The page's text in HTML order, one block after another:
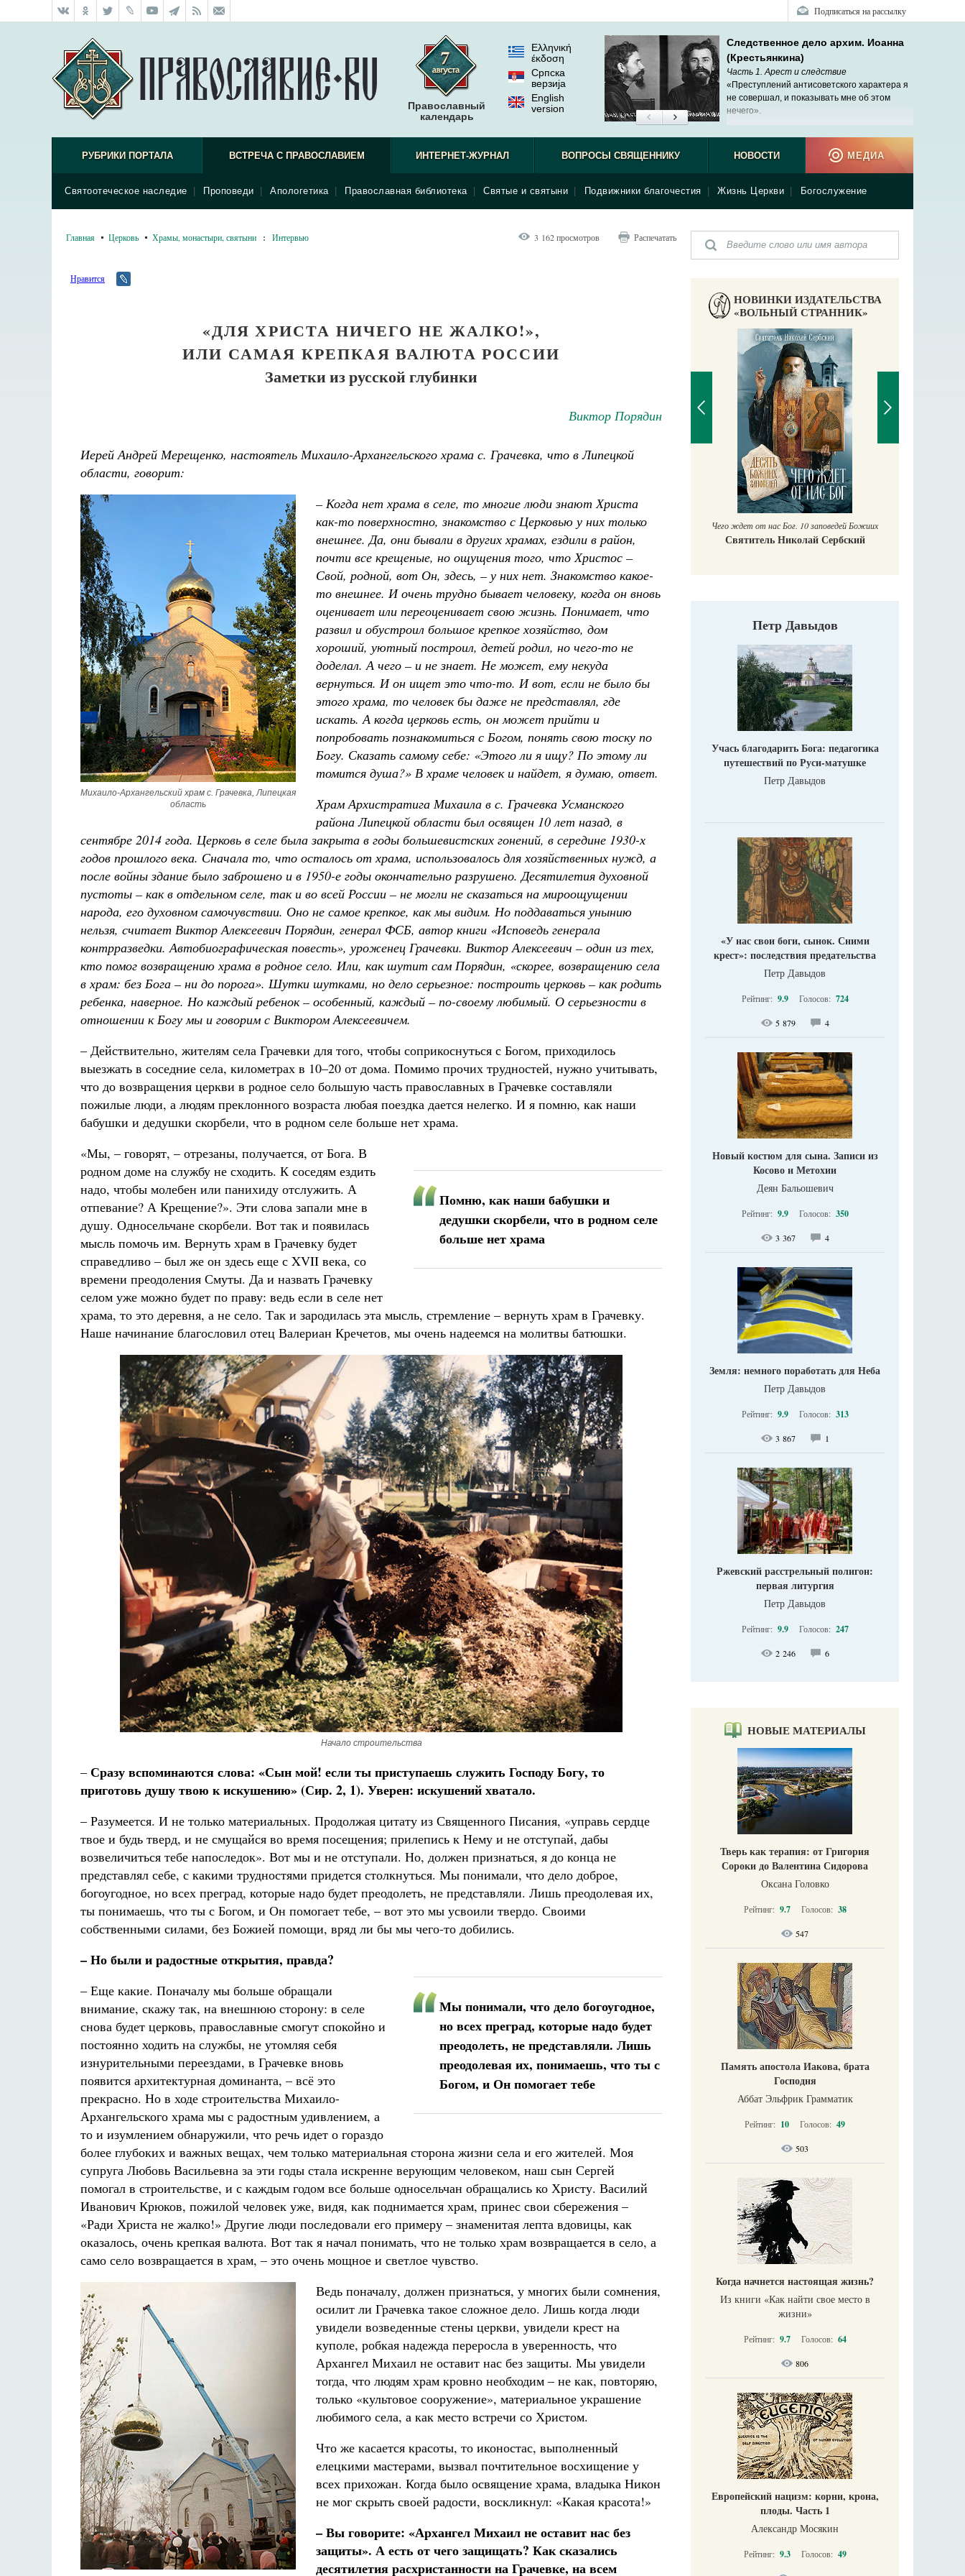
Подписаться на рассылку
Православный
календарь
Ελληνική
έκδοση
Српска
верзиjа
English
version
Следственное дело архим. Иоанна
(Крестьянкина)
Часть 1. Арест и следствие
«Преступлений антисоветского характера я
не совершал, и показывать мне об этом
нечего».
РУБРИКИ ПОРТАЛА ВСТРЕЧА С ПРАВОСЛАВИЕМ
Святоотеческое наследие Проповеди Апологетика Православная библиотека Святые и святыни Подвижники благочестия Жизнь Церкви Богослужение
ИНТЕРНЕТ-ЖУРНАЛ ВОПРОСЫ СВЯЩЕННИКУ НОВОСТИ МЕДИА
Главная Церковь Храмы, монастыри, святыни : Интервью 3 162 просмотров Распечатать
Нравится
«ДЛЯ ХРИСТА НИЧЕГО НЕ ЖАЛКО!»,
ИЛИ САМАЯ КРЕПКАЯ ВАЛЮТА РОССИИ
Заметки из русской глубинки
Виктор Порядин
Иерей Андрей Мерещенко, настоятель Михаило-Архангельского храма с. Грачевка, что в Липецкой
области, говорит:
Михаило-Архангельский храм с. Грачевка, Липецкая
область
– Когда нет храма в селе, то многие люди знают Христа
как-то поверхностно, знакомство с Церковью у них только
внешнее. Да, они бывали в других храмах, ездили в район,
почти все крещеные, но ощущения того, что Христос –
Свой, родной, вот Он, здесь, – у них нет. Знакомство какое-
то внешнее. И очень трудно бывает человеку, когда он вновь
оценивает или переоценивает свою жизнь. Понимает, что
развил и обустроил большое крепкое хозяйство, дом
хороший, уютный построил, детей родил, но чего-то не
доделал. А чего – и не знает. Не может, ему некуда
вернуться. И он ищет это что-то. И вот, если не было бы
этого храма, то человек бы даже не представлял, где
искать. А когда церковь есть, он может прийти и
попробовать познакомиться с Богом, понять свою тоску по
Богу. Сказать самому себе: «Этого ли я ищу? По этому ли
томится душа?» В храме человек и найдет, я думаю, ответ.
Храм Архистратига Михаила в с. Грачевка Усманского
района Липецкой области был освящен 10 лет назад, в
сентябре 2014 года. Церковь в селе была закрыта в годы большевистских гонений, в середине 1930-х
годов прошлого века. Сначала то, что осталось от храма, использовалось для хозяйственных нужд, а
после войны здание было заброшено и в 1950-е годы окончательно разрушено. Десятилетия духовной
пустоты – как в отдельном селе, так и во всей России – не могли не сказаться на мироощущении
народа, его духовном самочувствии. Оно не самое крепкое, как мы видим. Но поддаваться унынию
нельзя, считает Виктор Алексеевич Порядин, генерал ФСБ, автор книги «Исповедь генерала
контрразведки. Автобиографическая повесть», уроженец Грачевки. Виктор Алексеевич – один из тех,
кто помог возвращению храма в родное село. Или, как шутит сам Порядин, «скорее, возвращению села
в храм: без Бога – ни до порога». Шутки шутками, но дело серьезное: построить церковь – как родить
ребенка, наверное. Но каждый ребенок – особенный, каждый – по-своему любимый. О серьезности в
отношении к Богу мы и говорим с Виктором Алексеевичем.
– Действительно, жителям села Грачевки для того, чтобы соприкоснуться с Богом, приходилось
выезжать в соседние села, километрах в 10–20 от дома. Помимо прочих трудностей, нужно учитывать,
что до возвращения церкви в родное село большую часть православных в Грачевке составляли
пожилые люди, а людям преклонного возраста любая поездка дается нелегко. И я помню, как наши
бабушки и дедушки скорбели, что в родном селе больше нет храма.
Помню, как наши бабушки и
дедушки скорбели, что в родном селе
больше нет храма
«Мы, – говорят, – отрезаны, получается, от Бога. В
родном доме на службу не сходить. К соседям ездить
надо, чтобы молебен или панихиду отслужить. А
отпевание? А Крещение?». Эти слова запали мне в
душу. Односельчане скорбели. Вот так и появилась
мысль помочь им. Вернуть храм в Грачевку будет
справедливо – был же он здесь еще с XVII века, со
времени преодоления Смуты. Да и назвать Грачевку
селом уже можно будет по праву: ведь если в селе нет
храма, то это деревня, а не село. Так и зародилась эта мысль, стремление – вернуть храм в Грачевку.
Наше начинание благословил отец Валериан Кречетов, мы очень надеемся на молитвы батюшки.
Начало строительства
– Сразу вспоминаются слова: «Сын мой! если ты приступаешь служить Господу Богу, то
приготовь душу твою к искушению» (Сир. 2, 1). Уверен: искушений хватало.
– Разумеется. И не только материальных. Продолжая цитату из Священного Писания, «управь сердце
твое и будь тверд, и не смущайся во время посещения; прилепись к Нему и не отступай, дабы
возвеличиться тебе напоследок». Вот мы и не отступали. Но, должен признаться, я до конца не
представлял себе, с какими трудностями придется столкнуться. Мы понимали, что дело доброе,
богоугодное, но всех преград, которые надо будет преодолеть, не представляли. Лишь преодолевая их,
ты понимаешь, что ты с Богом, и Он помогает тебе, – вот это мы усвоили твердо. Своими
собственными силами, без Божией помощи, вряд ли бы мы чего-то добились.
Мы понимали, что дело богоугодное,
но всех преград, которые надо будет
преодолеть, не представляли. Лишь
преодолевая их, понимаешь, что ты с
Богом, и Он помогает тебе
– Но были и радостные открытия, правда?
– Еще какие. Поначалу мы больше обращали
внимание, скажу так, на внешнюю сторону: в селе
снова будет церковь, православные смогут спокойно и
постоянно ходить на службы, не утомляя себя
изнурительными переездами, в Грачевке вновь
появится архитектурная доминанта, – всё это
прекрасно. Но в ходе строительства Михаило-
Архангельского храма мы с радостным удивлением, а
то и изумлением обнаружили, что речь идет о гораздо
более глубоких и важных вещах, чем только материальная сторона жизни села и его жителей. Моя
супруга Любовь Васильевна за эти годы стала искренне верующим человеком, наш сын Сергей
помогал в строительстве, и с каждым годом все больше односельчан обращались ко Христу. Василий
Иванович Крюков, пожилой человек уже, видя, как поднимается храм, принес свои сбережения –
«Ради Христа не жалко!» Другие люди последовали его примеру – знаменитая лепта вдовицы, как
оказалось, очень крепкая валюта. Вот так я начал понимать, что не только храм возвращается в село, а
само село возвращается в храм, – это очень мощное и светлое чувство.
Ведь поначалу, должен признаться, у многих были сомнения,
осилит ли Грачевка такое сложное дело. Лишь когда люди
увидели возведенные стены церкви, увидели крест на
куполе, робкая надежда переросла в уверенность, что
Архангел Михаил не оставит нас без защиты. Мы увидели
тогда, что людям храм кровно необходим – не как, повторяю,
только «культовое сооружение», материальное украшение
любимого села, а как место встречи со Христом.
Что же касается красоты, то иконостас, выполненный
елецкими мастерами, вызвал почтительное восхищение у
всех прихожан. Когда было освящение храма, владыка Никон
не мог скрыть своей радости, воскликнул: «Какая красота!»
– Вы говорите: «Архангел Михаил не оставит нас без
защиты». А есть от чего защищать? Как сказались
десятилетия расхристанности на Грачевке, на всем
НОВИНКИ ИЗДАТЕЛЬСТВА
«ВОЛЬНЫЙ СТРАННИК»
Как найти своё место в жизни
Кирилл Мурышев
святого
Роман Котов Чего ждет от нас Бог. 10 заповедей Божиих
Святитель Николай Сербский
Петр Давыдов
Учась благодарить Бога: педагогика
путешествий по Руси-матушке
Петр Давыдов
«У нас свои боги, сынок. Сними
крест»: последствия предательства
Петр Давыдов
Рейтинг: 9.9 Голосов: 724
5 879 4
Новый костюм для сына. Записи из
Косово и Метохии
Деян Бальошевич
Рейтинг: 9.9 Голосов: 350
3 367 4
Земля: немного поработать для Неба
Петр Давыдов
Рейтинг: 9.9 Голосов: 313
3 867 1
Ржевский расстрельный полигон:
первая литургия
Петр Давыдов
Рейтинг: 9.9 Голосов: 247
2 246 6
НОВЫЕ МАТЕРИАЛЫ
Тверь как терапия: от Григория
Сороки до Валентина Сидорова
Оксана Головко
Рейтинг: 9.7 Голосов: 38
547
Память апостола Иакова, брата
Господня
Аббат Эльфрик Грамматик
Рейтинг: 10 Голосов: 49
503
Когда начнется настоящая жизнь?
Из книги «Как найти свое место в
жизни​»
Рейтинг: 9.7 Голосов: 64
806
Европейский нацизм: корни, крона,
плоды. Часть 1
Александр Мосякин
Рейтинг: 9.3 Голосов: 49